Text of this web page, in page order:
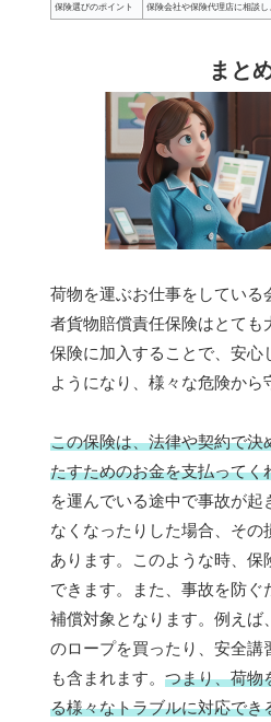
保険選びのポイント 保険会社や保険代理店に相談し
まと
荷物を運ぶお仕事をしている
者貨物賠償責任保険はとても
保険に加入することで、安心
ようになり、様々な危険から
この保険は、法律や契約で決
たすためのお金を支払ってく
を運んでいる途中で事故が起
なくなったりした場合、その
あります。このような時、保
できます。また、事故を防ぐ
補償対象となります。例えば
のロープを買ったり、安全講
も含まれます。 つまり、荷物
る様々なトラブルに対応でき